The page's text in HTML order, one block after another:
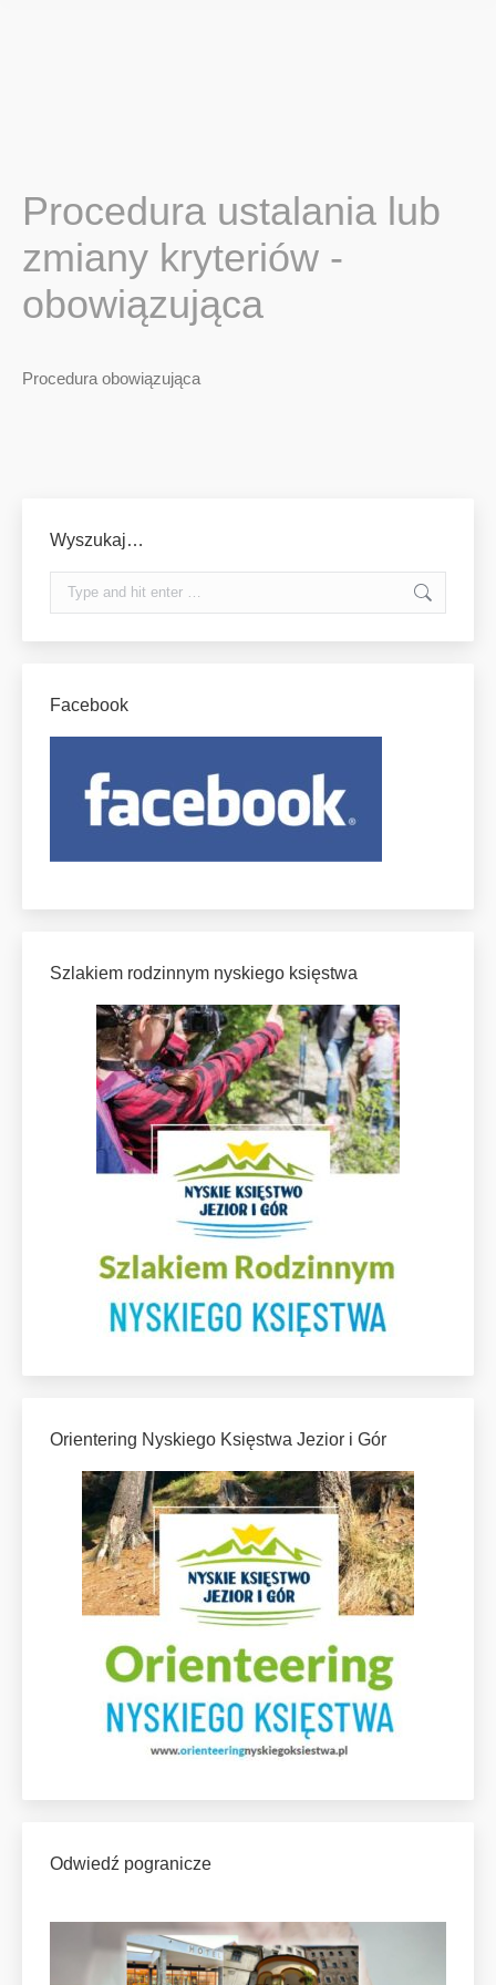
Procedura ustalania lub
zmiany kryteriów -
obowiązująca
Procedura obowiązująca
Wyszukaj…
Search:
Facebook
Szlakiem rodzinnym nyskiego księstwa
Orientering Nyskiego Księstwa Jezior i Gór
Odwiedź pogranicze